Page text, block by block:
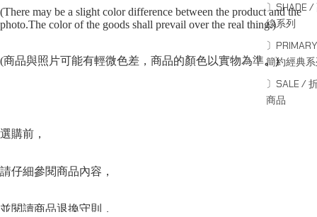
〕SHADE /
線系列
〕
簡約經典
〕SALE /
商品
(There may be a slight color difference between the product and the
photo.The color of the goods shall prevail over the real thing.)
(商品與照片可能有輕微色差，商品的顏色以實物為準。)
選購前，
請仔細參閱商品內容，
並閱讀商品退換守則，